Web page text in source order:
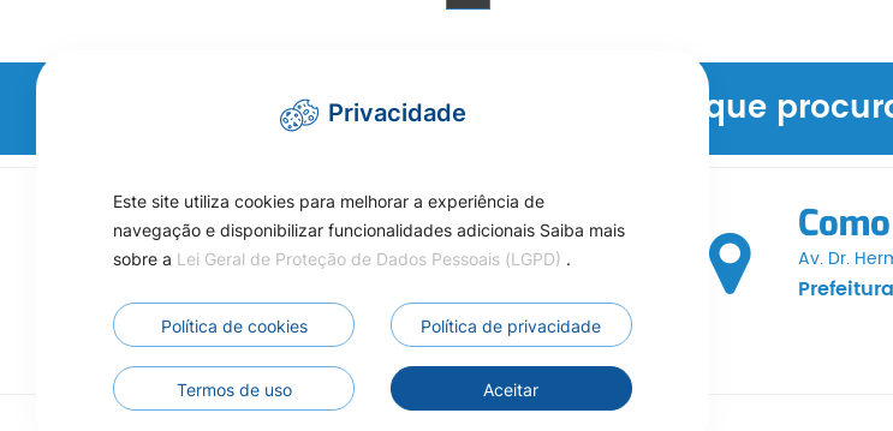
Não encontrou a informação que
Fale Conosco
Atendimento:
Interno das 13:00 às 17:00
66 9 9222-2560
Av. Dr.
Privacidade
Este site utiliza cookies para melhorar a experiência de
navegação e disponibilizar funcionalidades adicionais Saiba mais
sobre a Lei Geral de Proteção de Dados Pessoais (LGPD) .
Política de cookies Política de privacidade
Termos de uso Aceitar